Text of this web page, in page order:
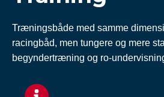
Træningsbåde med samme
racingbåd, men tungere og mere
begyndertræning og ro-